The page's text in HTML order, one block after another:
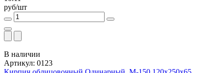
руб/шт
В наличии
Артикул: 0123